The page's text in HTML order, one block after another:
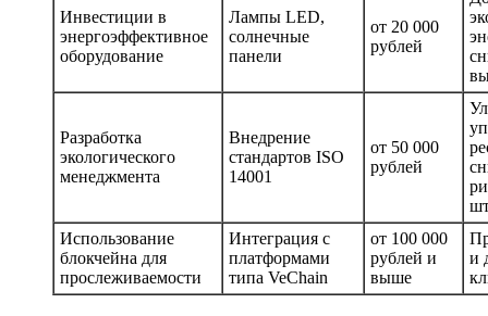
Инвестиции в
энергоэффективное
оборудование
Лампы LED,
солнечные
панели
от 20 000
рублей
Разработка
экологического
менеджмента
Внедрение
стандартов ISO
14001
от 50 000
рублей
Использование
блокчейна для
прослеживаемости
Интеграция с
платформами
типа VeChain
от 100 000
рублей и
выше
и